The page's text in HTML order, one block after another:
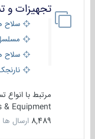
تجهیزات و
سلاح
مسلسل
سلاح
نارنجک
مرتبط با انواع
& Equipment
8,489 ارسال ها